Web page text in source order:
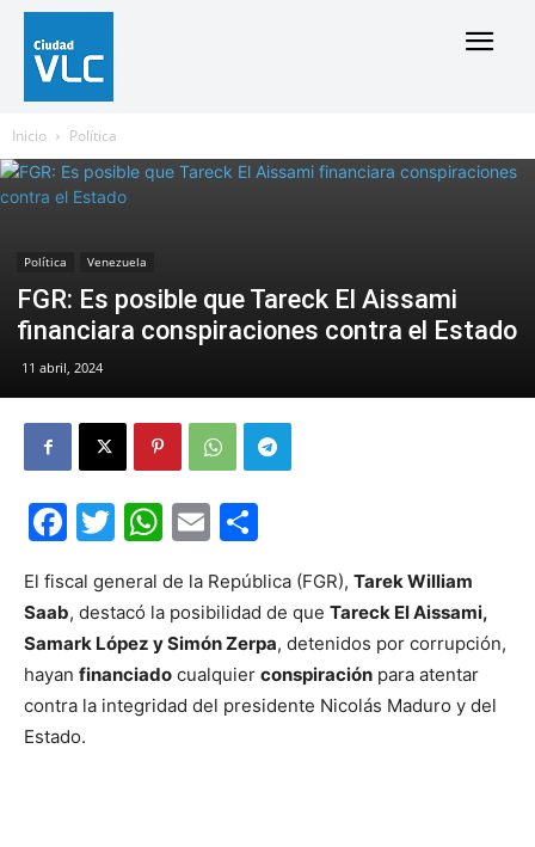
Inicio Política
Política Venezuela
FGR: Es posible que Tareck El Aissami
financiara conspiraciones contra el Estado
11 abril, 2024
Facebook
Twitter
WhatsApp
Email
El fiscal general de la República (FGR), Tarek William
Saab, destacó la posibilidad de que Tareck El Aissami,
Samark López y Simón Zerpa, detenidos por corrupción,
hayan financiado cualquier conspiración para atentar
contra la integridad del presidente Nicolás Maduro y del
Estado.